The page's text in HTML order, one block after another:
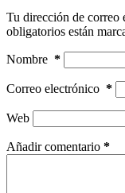
Tu dirección de correo
obligatorios están
Nombre *
Correo electrónico *
Web
Añadir comentario *